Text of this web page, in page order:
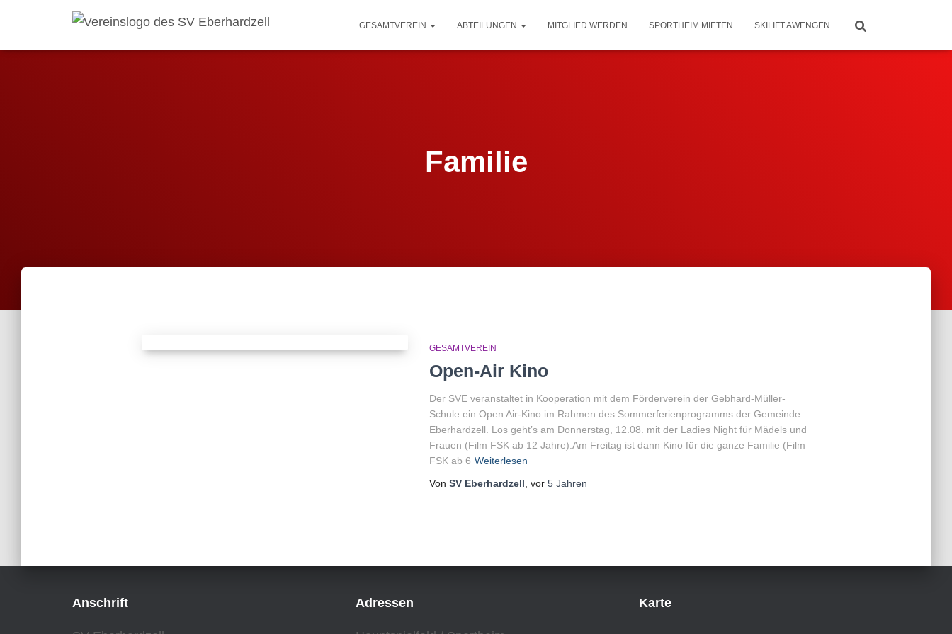
GESAMTVEREIN ABTEILUNGEN MITGLIED WERDEN SPORTHEIM MIETEN SKILIFT AWENGEN
Familie
GESAMTVEREIN
Open-Air Kino
Der SVE veranstaltet in Kooperation mit dem Förderverein der Gebhard-Müller-
Schule ein Open Air-Kino im Rahmen des Sommerferienprogramms der Gemeinde
Eberhardzell. Los geht’s am Donnerstag, 12.08. mit der Ladies Night für Mädels und
Frauen (Film FSK ab 12 Jahre).Am Freitag ist dann Kino für die ganze Familie (Film
FSK ab 6 Weiterlesen
Von SV Eberhardzell , vor 5 Jahren
Anschrift Adressen Karte